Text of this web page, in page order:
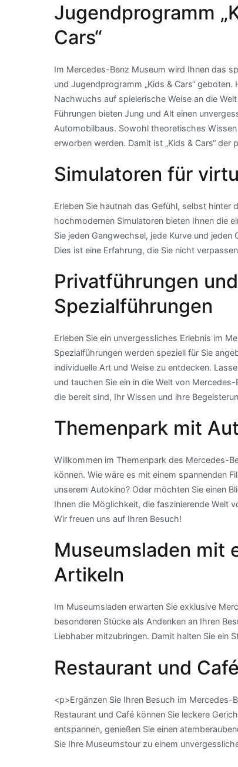
Jugendprogramm
Cars“
Im Mercedes-Benz Museum wird Ihnen das
und Jugendprogramm „Kids & Cars“ geboten.
Nachwuchs auf spielerische Weise an die
Führungen bieten Jung und Alt einen
Automobilbaus. Sowohl theoretisches
erworben werden. Damit ist „Kids & Cars“
Simulatoren für
Erleben Sie hautnah das Gefühl, selbst hinter
hochmodernen Simulatoren bieten Ihnen die
Sie jeden Gangwechsel, jede Kurve und
Dies ist eine Erfahrung, die Sie nicht
Privatführungen
Spezialführungen
Erleben Sie ein unvergessliches Erlebnis im
Spezialführungen werden speziell für Sie
individuelle Art und Weise zu entdecken.
und tauchen Sie ein in die Welt von
die bereit sind, Ihr Wissen und ihre
Themenpark mit
Willkommen im Themenpark des Mercedes-
können. Wie wäre es mit einem spannenden
unserem Autokino? Oder möchten Sie einen
Ihnen die Möglichkeit, die faszinierende Welt
Wir freuen uns auf Ihren Besuch!
Museumsladen mit
Artikeln
Im Museumsladen erwarten Sie exklusive
besonderen Stücke als Andenken an Ihren
Liebhaber mitzubringen. Damit halten Sie ein
Restaurant und
<p>Ergänzen Sie Ihren Besuch im Mercedes-
Restaurant und Café können Sie leckere
entspannen, genießen Sie einen
Sie Ihre Museumstour zu einem